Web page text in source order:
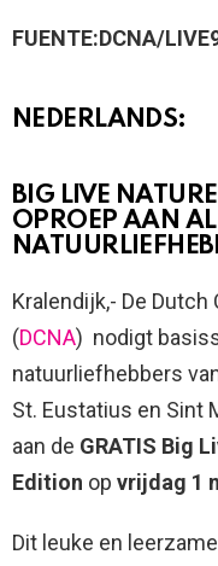
FUENTE:DCNA/
NEDERLANDS:
BIG LIVE
OPROEP AAN
Kralendijk,- De
(DCNA) nodigt
natuurliefhebbers
St. Eustatius en Sint
aan de GRATIS Big
Edition op vrijdag 1
Dit leuke en